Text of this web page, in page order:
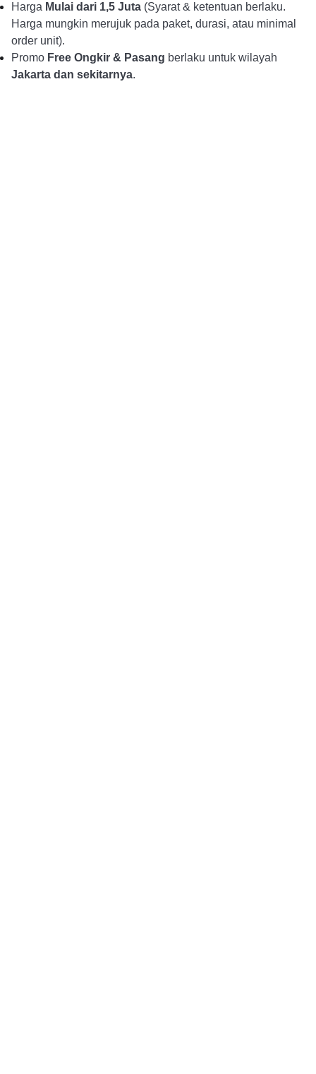
Harga Mulai dari 1,5 Juta (Syarat & ketentuan berlaku.
Harga mungkin merujuk pada paket, durasi, atau minimal
order unit).
Promo Free Ongkir & Pasang berlaku untuk wilayah
Jakarta dan sekitarnya.